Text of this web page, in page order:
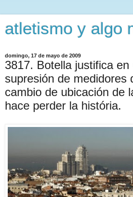
atletismo y algo
domingo, 17 de mayo de 2009
3817. Botella justifica
supresión de medidores
cambio de ubicación de
hace perder la história.